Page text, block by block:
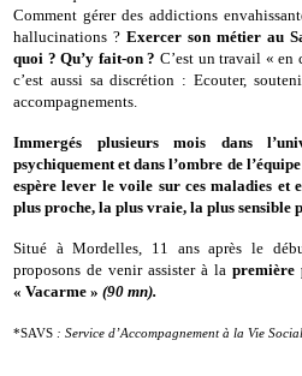
Comment gérer des addictions
hallucinations ? Exercer son métier au
quoi ? Qu’y fait-on ? C’est un travail « en
c’est aussi sa discrétion : Ecouter,
accompagnements.
Immergés plusieurs mois dans
psychiquement et dans l’ombre de
espère lever le voile sur ces maladies et
plus proche, la plus vraie, la plus sensible
Situé à Mordelles, 11 ans après le
proposons de venir assister à la première
« Vacarme » (90 mn).
*SAVS : Service d’Accompagnement à la Vie